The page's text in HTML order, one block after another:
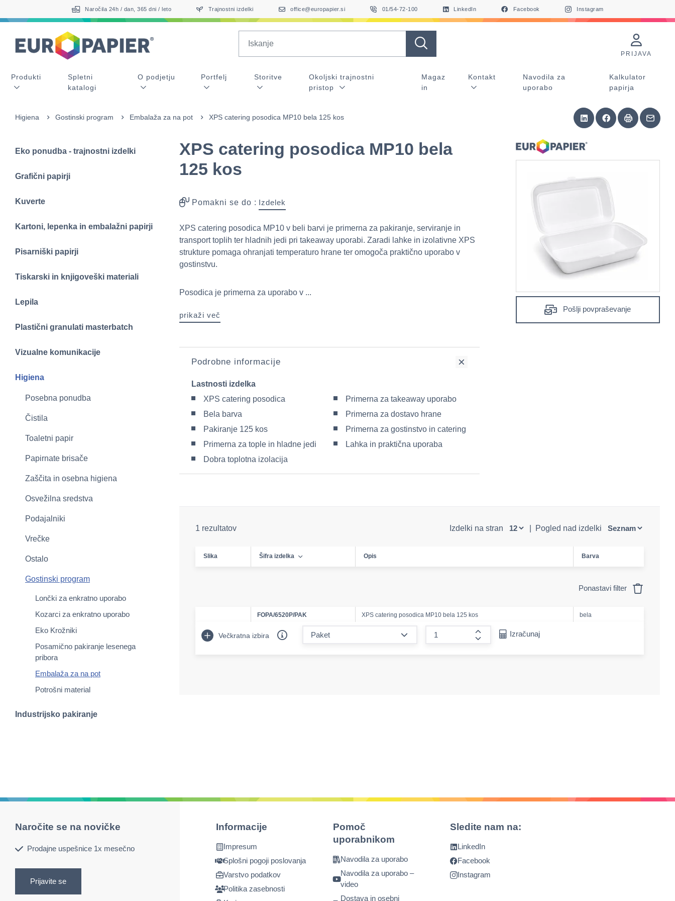
sr.skip-to.main-content
sr.skip-to.table-of-contents
sr.skip-to.main-navigationNaročila 24h / dan, 365 dni / leto Trajnostni izdelki office@europapier.si 01/54-72-100 LinkedIn Facebook Instagram
PRIJAVA
Produkti
Spletni
katalogi
O podjetju Portfelj Storitve
Okoljski trajnostni
pristop
Magaz
in
Kontakt
Navodila za
uporabo
Kalkulator
papirja
Higiena Gostinski program Embalaža za na pot XPS catering posodica MP10 bela 125 kos
Eko ponudba - trajnostni izdelki
Grafični papirji
Kuverte
Kartoni, lepenka in embalažni papirji
Pisarniški papirji
Tiskarski in knjigoveški materiali
Lepila
Plastični granulati masterbatch
Vizualne komunikacije
Higiena
Posebna ponudba
Čistila
Toaletni papir
Papirnate brisače
Zaščita in osebna higiena
Osvežilna sredstva
Podajalniki
Vrečke
Ostalo
Gostinski program
Lončki za enkratno uporabo
Kozarci za enkratno uporabo
Eko Krožniki
Posamično pakiranje lesenega
pribora
Embalaža za na pot
Potrošni material
Industrijsko pakiranje
XPS catering posodica MP10 bela
125 kos
Pomakni se do : Izdelek
XPS catering posodica MP10 v beli barvi je primerna za pakiranje, serviranje in
transport toplih ter hladnih jedi pri takeaway uporabi. Zaradi lahke in izolativne XPS
strukture pomaga ohranjati temperaturo hrane ter omogoča praktično uporabo v
gostinstvu.
Posodica je primerna za uporabo v ...
prikaži več
Podrobne informacije
Lastnosti izdelka
XPS catering posodica
Bela barva
Pakiranje 125 kos
Primerna za tople in hladne jedi
Dobra toplotna izolacija
Primerna za takeaway uporabo
Primerna za dostavo hrane
Primerna za gostinstvo in catering
Lahka in praktična uporaba
Pošlji povpraševanje
1 rezultatov Izdelki na stran Pogled nad izdelki
Slika Šifra izdelka Opis Barva
Ponastavi filter
FOPA/6520P/PAK XPS catering posodica MP10 bela 125 kos bela
Večkratna izbira
form.increase-amount
Izračunaj
Naročite se na novičke
Prodajne uspešnice 1x mesečno
Prijavite se
Informacije
Impresum
Splošni pogoji poslovanja
Varstvo podatkov
Politika zasebnosti
Pomoč
uporabnikom
Navodila za uporabo
Navodila za uporabo –
video
Dostava in osebni
Sledite nam na:
LinkedIn
Facebook
Instagram